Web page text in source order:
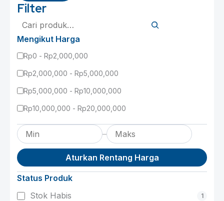
Filter
Cari
Mengikut Harga
Rp0 - Rp2,000,000
Rp2,000,000 - Rp5,000,000
Rp5,000,000 - Rp10,000,000
Rp10,000,000 - Rp20,000,000
–
Aturkan Rentang Harga
Status Produk
StatusStok Habis 1